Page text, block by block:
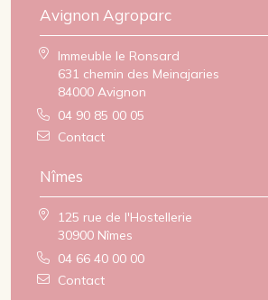
Avignon Agroparc
Immeuble le Ronsard
631 chemin des Meinajaries
84000 Avignon
04 90 85 00 05
Contact
Nîmes
125 rue de l'Hostellerie
30900 Nîmes
04 66 40 00 00
Contact